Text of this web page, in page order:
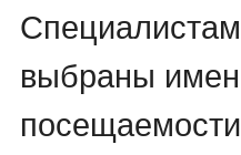
выбраны